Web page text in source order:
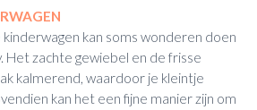
kan soms wonderen doen
Het zachte gewiebel en de frisse
kalmerend, waardoor je kleintje
kan het een fijne manier zijn om